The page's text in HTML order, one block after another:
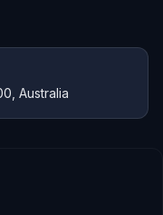
Australia